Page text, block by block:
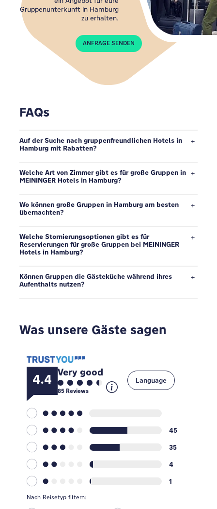
Gruppenunterkunft in Hamburg
zu erhalten.
ANFRAGE SENDEN
FAQs
Auf der Suche nach gruppenfreundlichen Hotels in
Hamburg mit Rabatten?
Welche Art von Zimmer gibt es für große Gruppen in
MEININGER Hotels in Hamburg?
Wo können große Gruppen in Hamburg am besten
übernachten?
Welche Stornierungsoptionen gibt es für
Reservierungen für große Gruppen bei MEININGER
Hotels in Hamburg?
Können Gruppen die Gästeküche während ihres
Aufenthalts nutzen?
Was unsere Gäste sagen
4.4 Very good
85Reviews
45
35
4
1
Language
Nach Reisetyp filtern: